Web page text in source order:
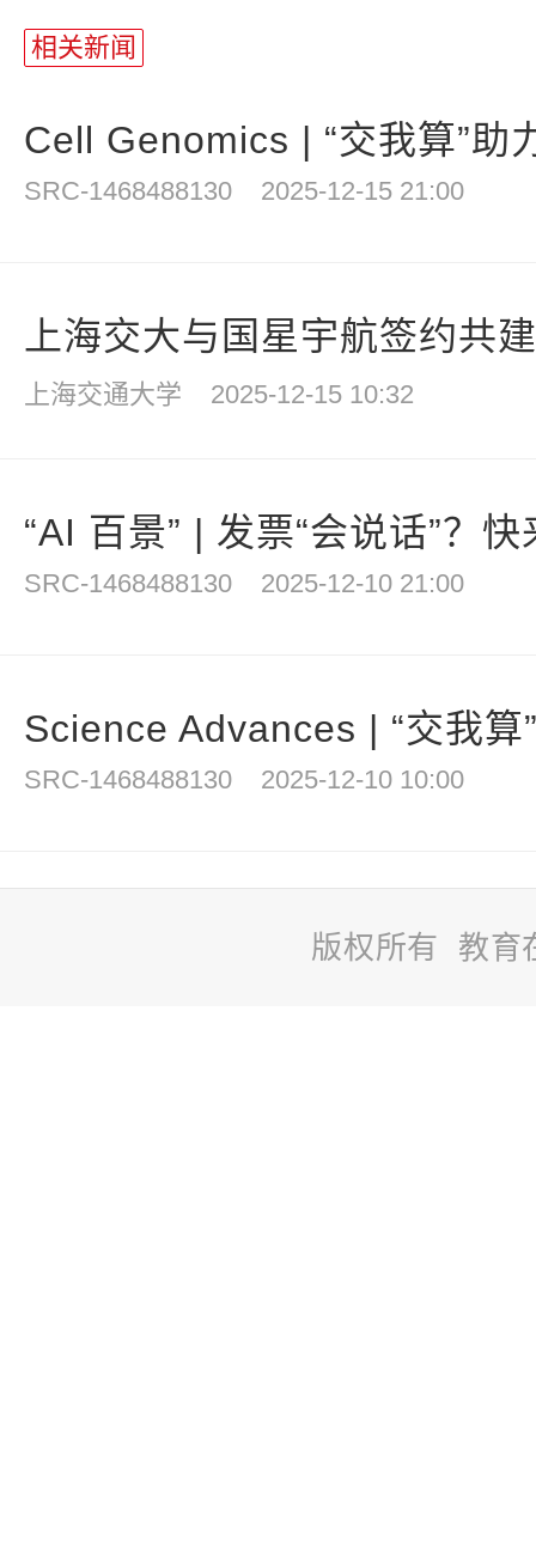
相关新闻
Cell Genomics | “交我算”助
SRC-1468488130 2025-12-15 21:00
上海交大与国星宇航签约共
上海交通大学 2025-12-15 10:32
“AI 百景” | 发票“会说话”？
SRC-1468488130 2025-12-10 21:00
Science Advances | “交我算
SRC-1468488130 2025-12-10 10:00
版权所有 教育